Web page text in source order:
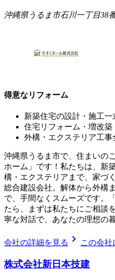
沖縄県うるま市石川一丁目38
得意なリフォーム
新築住宅の設計・施工一
住宅リフォーム・増改築
外構・エクステリア工事
沖縄県うるま市で、住まいの
ホーム」です！私たちは、新
構・エクステリアまで、家づ
総合建設会社。解体から外構
で、手間なくスムーズです。
たら、まずは私たちにご相談
寧な対話で、あなたの理想の
会社の詳細を見る chevron_right この会社
株式会社新日本技建